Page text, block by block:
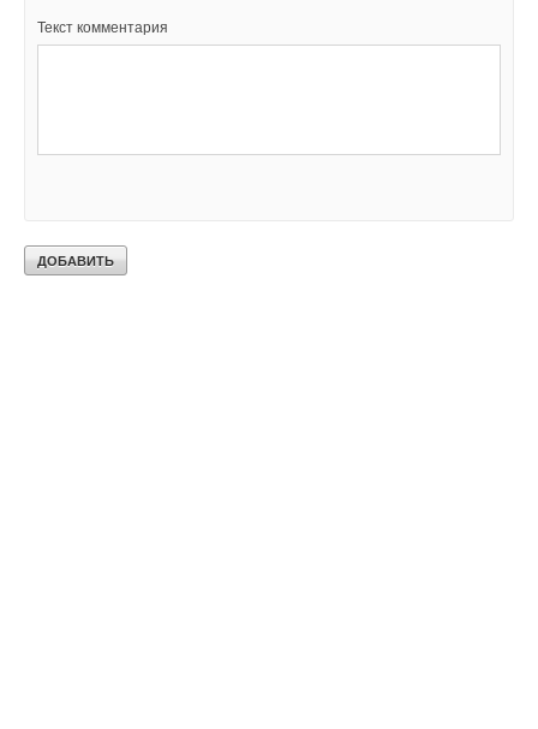
Текст комментария